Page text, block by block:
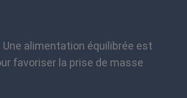
Une alimentation équilibrée est
favoriser la prise de masse